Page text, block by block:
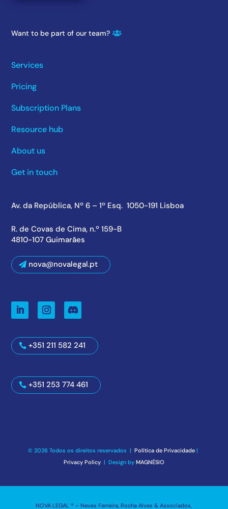
Want to be part of our team?
Services
Pricing
Subscription Plans
Resource hub
About us
Get in touch
Av. da República, Nº 6 – 1º Esq. 1050-191 Lisboa
R. de Covas de Cima, n.º 159-B
4810-107 Guimarães
nova@novalegal.pt
+351 211 582 241
+351 253 774 461
© 2026 Todos os direitos reservados |Política de Privacidade |
Privacy Policy | Design by MAGNÉSIO
NOVA LEGAL ® – Neves Ferreira, Rocha Alves & Associados,